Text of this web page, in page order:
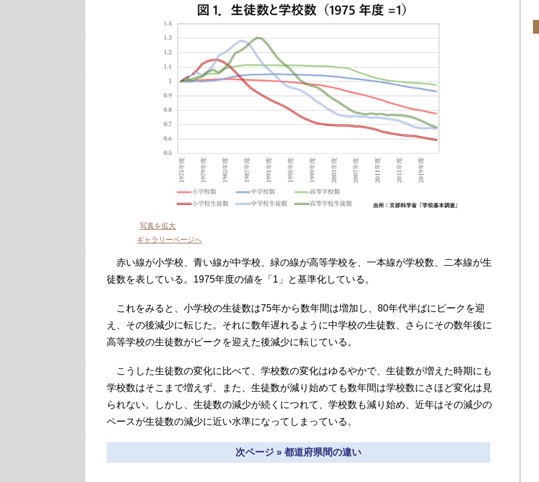
写真を拡大
ギャラリーページへ
赤い線が小学校、青い線が中学校、緑の線が高等学校を、一本線が学校数、二本線が生
徒数を表している。1975年度の値を「1」と基準化している。
これをみると、小学校の生徒数は75年から数年間は増加し、80年代半ばにピークを迎
え、その後減少に転じた。それに数年遅れるように中学校の生徒数、さらにその数年後に
高等学校の生徒数がピークを迎えた後減少に転じている。
こうした生徒数の変化に比べて、学校数の変化はゆるやかで、生徒数が増えた時期にも
学校数はそこまで増えず、また、生徒数が減り始めても数年間は学校数にさほど変化は見
られない。しかし、生徒数の減少が続くにつれて、学校数も減り始め、近年はその減少の
ペースが生徒数の減少に近い水準になってしまっている。
次ページ » 都道府県間の違い